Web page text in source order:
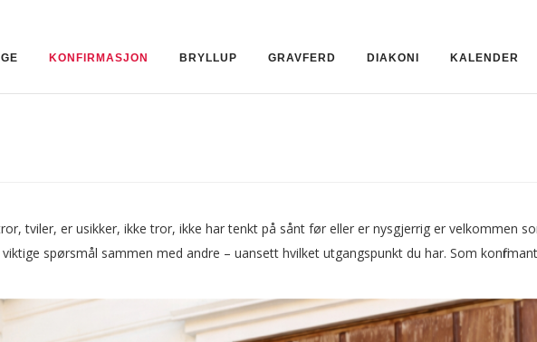
KONFIRMASJON BRYLLUP GRAVFERD DIAKONI KALENDER
tviler, er usikker, ikke tror, ikke har tenkt på sånt før eller er nysgjerrig er velkommen
spørsmål sammen med andre – uansett hvilket utgangspunkt du har. Som